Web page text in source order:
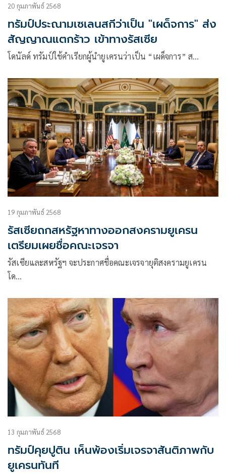
20 กุมภาพันธ์ 2568
ทรัมป์ประณามเซเลนสกีว่าเป็น "เผด็จการ" ส่ง
สัญญาณแตกร้าว เข้าทางรัสเซีย
โดนัลด์ ทรัมป์ใช้คำเรียกผู้นำยูเครนว่าเป็น “เผด็จการ” ส…
19 กุมภาพันธ์ 2568
รัสเซียถกสหรัฐหาทางออกสงครามยูเครน
เตรียมเผยชื่อคณะเจรจา
รัสเซียและสหรัฐฯ จะประกาศชื่อคณะเจรจายุติสงครามยูเครน
โด…
13 กุมภาพันธ์ 2568
ทรัมป์คุยปูติน เห็นพ้องเริ่มเจรจาสันติภาพกับ
ยูเครนทันที